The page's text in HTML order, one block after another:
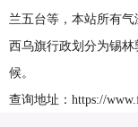
兰五台等，本站所有气
西乌旗行政划分为锡
候。
查询地址：https://